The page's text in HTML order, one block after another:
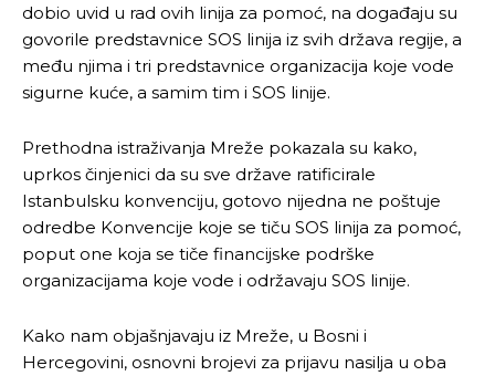
dobio uvid u rad ovih linija za pomoć, na događaju su
govorile predstavnice SOS linija iz svih država regije, a
među njima i tri predstavnice organizacija koje vode
sigurne kuće, a samim tim i SOS linije.
Prethodna istraživanja Mreže pokazala su kako,
uprkos činjenici da su sve države ratificirale
Istanbulsku konvenciju, gotovo nijedna ne poštuje
odredbe Konvencije koje se tiču SOS linija za pomoć,
poput one koja se tiče financijske podrške
organizacijama koje vode i održavaju SOS linije.
Kako nam objašnjavaju iz Mreže, u Bosni i
Hercegovini, osnovni brojevi za prijavu nasilja u oba